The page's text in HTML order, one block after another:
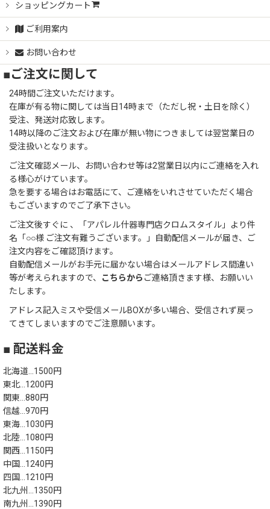
ショッピングカート
ご利用案内
お問い合わせ
■ご注文に関して
24時間ご注文いただけます。
在庫が有る物に関しては当日14時まで（ただし祝・土日を除く）
受注、発送対応致します。
14時以降のご注文および在庫が無い物につきましては翌営業日の
受注扱いとなります。
ご注文確認メール、お問い合わせ等は2営業日以内にご連絡を入れ
る様心がけています。
急を要する場合はお電話にて、ご連絡をいれさせていただく場合
もございますのでご了承下さい。
ご注文後すぐに 、「アパレル什器専門店クロムスタイル」より件
名「○○様 ご注文有難うございます。」自動配信メールが届き、ご
注文内容をご確認頂けます。
自動配信メールがお手元に届かない場合はメールアドレス間違い
等が考えられますので、
こちらから ご連絡頂きます様、お願いい
たします。
アドレス記入ミスや受信メールBOXが多い場合、受信されず戻っ
てきてしまいますのでご注意願います。
■ 配送料金
北海道…1500円
東北…1200円
関東…880円
信越…970円
東海…1030円
北陸…1080円
関西…1150円
中国…1240円
四国…1210円
北九州…1350円
南九州…1390円